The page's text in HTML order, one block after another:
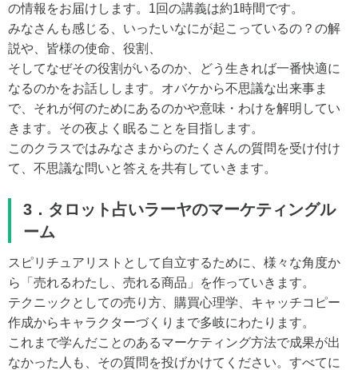
の情報をお届けします。1回の講義は約1時間です。
みなさんも感じる、いったいなにが起こっているの？の解
説や、皆様の使命、役割、
そしてなぜその役割がいるのか、どう生きれば一番快適に
なるのかをお話しします。オバケから不思議な出来事ま
で、それが何のためにあるのかや意味・わけを解明してい
きます。その夜よく眠ることを目指します。
このクラスではみなさまからのたくさんの質問を受け付け
て、不思議な問いと答えを共有していきます。
3．タロット占いラーヤのマーケティングル
ーム
スピリチュアリストとして自立するために、様々な角度か
ら「売れるわたし、売れる商品」を作っていきます。
テクニックとしての売り方、購買心理学、キャッチコピー
作成からキャラクターづくりまで多岐にわたります。
これまで学んだことのあるマーケティング方法で成果が出
なかった人も、その質問を投げかけてください。すべてに